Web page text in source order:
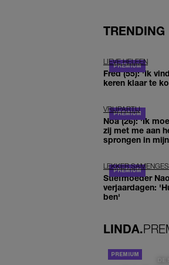
TRENDING
LIEVE HELEEN
Fred (55): 'Ik
keren klaar te
VRIJPARTIJ
Noa (26): 'Ik
zij met me aan
sprongen in
LEKKER
Stiefmoeder
verjaardagen:
ben'
LINDA.
DE